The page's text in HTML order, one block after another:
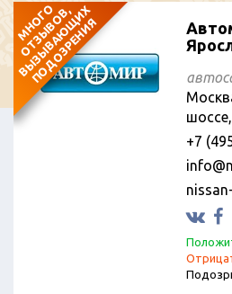
М
Н
О
Г
О
О
Т
З
Ы
В
О
В
,
В
Ы
З
Ы
В
А
Ю
Щ
И
Х
П
О
Д
О
З
Р
Е
Н
И
Я
+7